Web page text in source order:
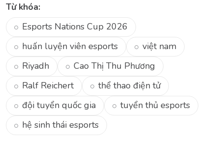
Từ khóa:
Esports Nations Cup 2026
huấn luyện viên esports
việt nam
Riyadh
Cao Thị Thu Phương
Ralf Reichert
thể thao điện tử
đội tuyển quốc gia
tuyển thủ esports
hệ sinh thái esports